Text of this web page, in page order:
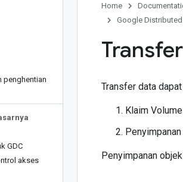
penghentian
GDC
akses
Home
Google Distributed
Transfer data
Klaim
Penyimpanan